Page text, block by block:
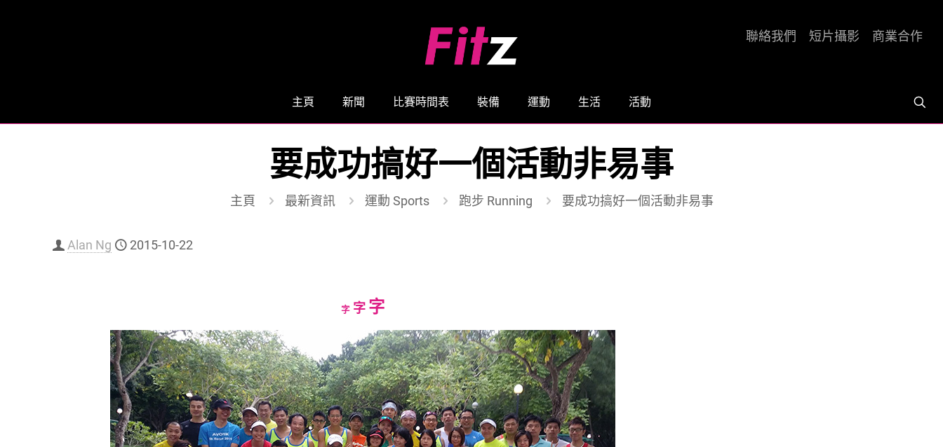
主頁 新聞 比賽時間表 裝備 運動 生活 活動
聯絡我們 短片攝影 商業合作
要成功搞好一個活動非易事
主頁 最新資訊 運動 Sports 跑步 Running 要成功搞好一個活動非易事
Alan Ng 2015-10-22
字Decrease
size.
字Reset
size.
字Increase
font
size.